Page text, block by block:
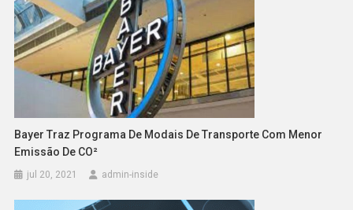
Bayer Traz Programa De Modais De Transporte Com Menor
Emissão De CO²
jul 20, 2021 admin-inside